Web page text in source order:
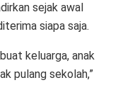
sejak awal
siapa saja.
keluarga, anak
pulang sekolah,”